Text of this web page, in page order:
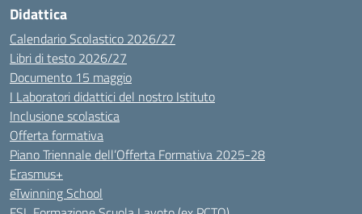
Didattica
Calendario Scolastico 2026/27
Libri di testo 2026/27
Documento 15 maggio
I Laboratori didattici del nostro Istituto
Inclusione scolastica
Offerta formativa
Piano Triennale dell’Offerta Formativa 2025-28
Erasmus+
eTwinning School